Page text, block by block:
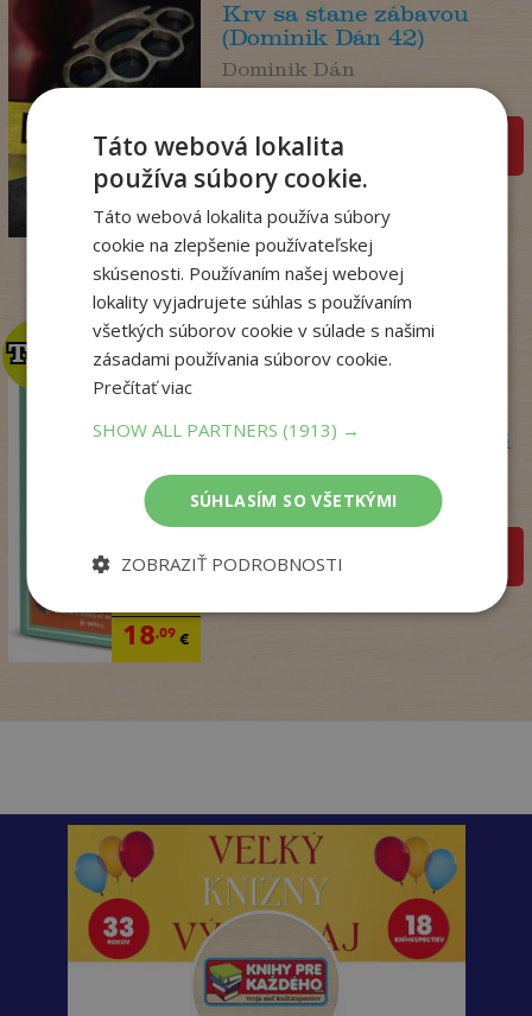
17,95 €
14 ,18 €
Krv sa stane zábavou
(Dominik Dán 42)
Dominik Dán
Na sklade
pridať do košíka
18,09€
TOP
TOP
Psychoterapeutka v akcii
Na sklade
pridať do košíka
Táto webová lokalita
používa súbory cookie.
Táto webová lokalita používa súbory
cookie na zlepšenie používateľskej
skúsenosti. Používaním našej webovej
lokality vyjadrujete súhlas s používaním
všetkých súborov cookie v súlade s našimi
zásadami používania súborov cookie.
Prečítať viac
SHOW ALL PARTNERS (1913) →
SÚHLASÍM SO VŠETKÝMI
ZOBRAZIŤ PODROBNOSTI